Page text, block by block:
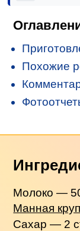
Похожие
Молоко —
Манная
Сахар — 2